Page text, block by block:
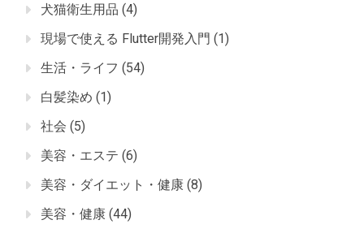
犬猫衛生用品 (4)
現場で使える Flutter開発入門 (1)
生活・ライフ (54)
白髪染め (1)
社会 (5)
美容・エステ (6)
美容・ダイエット・健康 (8)
美容・健康 (44)